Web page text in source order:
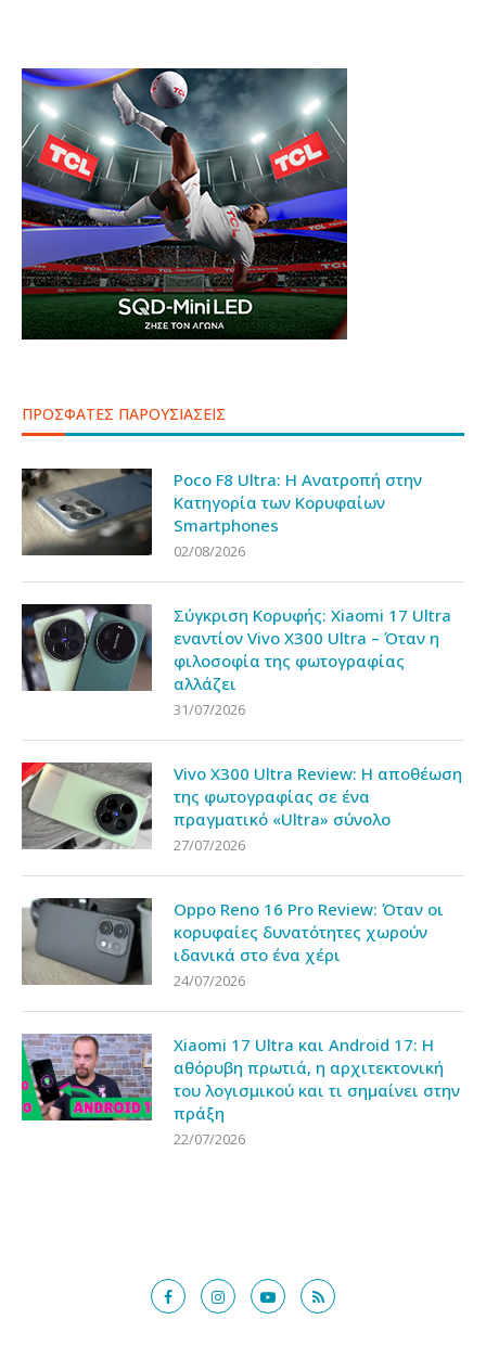
ΠΡΟΣΦΑΤΕΣ ΠΑΡΟΥΣΙΑΣΕΙΣ
Poco F8 Ultra: Η Ανατροπή στην
Κατηγορία των Κορυφαίων
Smartphones
02/08/2026
Σύγκριση Κορυφής: Xiaomi 17 Ultra
εναντίον Vivo X300 Ultra – Όταν η
φιλοσοφία της φωτογραφίας
αλλάζει
31/07/2026
Vivo X300 Ultra Review: Η αποθέωση
της φωτογραφίας σε ένα
πραγματικό «Ultra» σύνολο
27/07/2026
Oppo Reno 16 Pro Review: Όταν οι
κορυφαίες δυνατότητες χωρούν
ιδανικά στο ένα χέρι
24/07/2026
Xiaomi 17 Ultra και Android 17: Η
αθόρυβη πρωτιά, η αρχιτεκτονική
του λογισμικού και τι σημαίνει στην
πράξη
22/07/2026